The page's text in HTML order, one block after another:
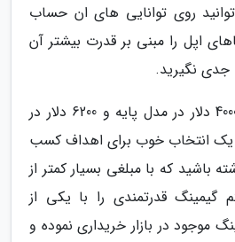
روی توانایی های ان حساب
اپل را مبنی بر قدرت بیشتر آن
مک استودیو با قیمت 4000 دلار در مدل پایه و 6200 دلار در
یک انتخاب خوب برای اهداف کسب
باشید که با مبلغی بسیار کمتر از
گیمینگ قدرتمندی را با یکی از
موجود در بازار خریداری نموده و